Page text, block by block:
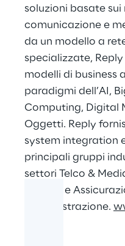
soluzioni basate
comunicazione e
da un modello a
specializzate,
modelli di business
paradigmi dell’AI,
Computing, Digital
Oggetti. Reply
system integration
principali gruppi
settori Telco &
Banche e
Amministrazione.